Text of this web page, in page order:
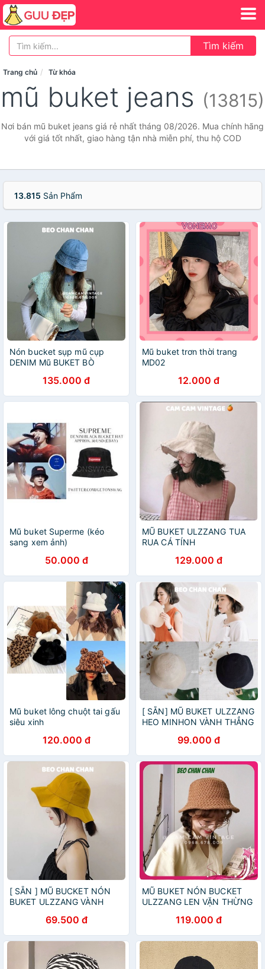
Tìm kiếm
Trang chủ Từ khóa
mũ buket jeans (13815)
Nơi bán mũ buket jeans giá rẻ nhất tháng 08/2026. Mua chính hãng
với giá tốt nhất, giao hàng tận nhà miễn phí, thu hộ COD
13.815 Sản Phẩm
Nón bucket sụp mũ cụp
DENIM Mũ BUKET BÒ
135.000 đ
Mũ buket trơn thời trang
MD02
12.000 đ
Mũ buket Superme (kéo
sang xem ảnh)
50.000 đ
MŨ BUKET ULZZANG TUA
RUA CÁ TÍNH
129.000 đ
Mũ buket lông chuột tai gấu
siêu xinh
120.000 đ
[ SẴN] MŨ BUKET ULZZANG
HEO MINHON VÀNH THẲNG
99.000 đ
[ SẴN ] MŨ BUCKET NÓN
BUKET ULZZANG VÀNH
69.500 đ
MŨ BUKET NÓN BUCKET
ULZZANG LEN VẶN THỪNG
119.000 đ